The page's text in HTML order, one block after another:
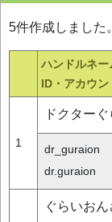
5件作成しました
ハンドルネー
ID・アカウン
1
ドクター
dr_guraion
dr.guraion
ぐらいおん